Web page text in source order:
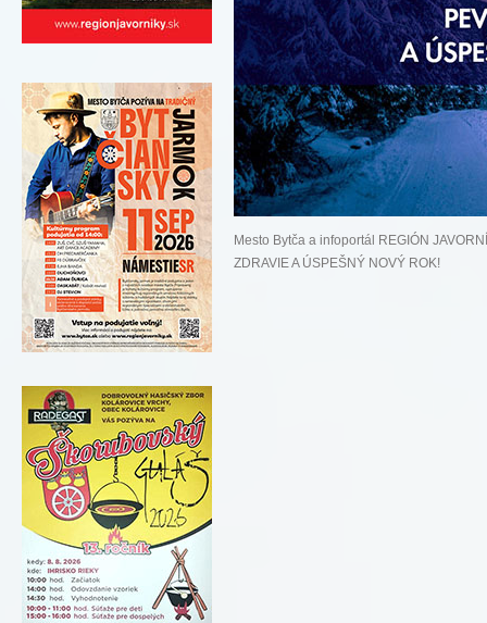
Mesto Bytča a infoportál REGIÓN
ZDRAVIE A ÚSPEŠNÝ NOVÝ ROK!